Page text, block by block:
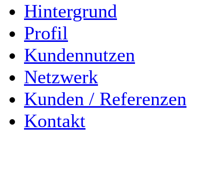
Hintergrund
Profil
Kundennutzen
Netzwerk
Kunden / Referenzen
Kontakt